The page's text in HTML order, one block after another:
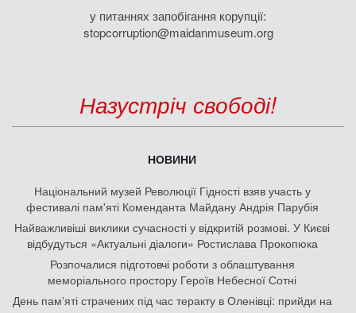
у питаннях запобігання корупції:
stopcorruption@maidanmuseum.org
Назустріч свободі!
НОВИНИ
Національний музей Революції Гідності взяв участь у
фестивалі пам'яті Коменданта Майдану Андрія Парубія
Найважливіші виклики сучасності у відкритій розмові. У Києві
відбудуться «Актуальні діалоги» Ростислава Прокопюка
Розпочалися підготовчі роботи з облаштування
меморіального простору Героїв Небесної Сотні
День памʼяті страчених під час теракту в Оленівці: прийди на